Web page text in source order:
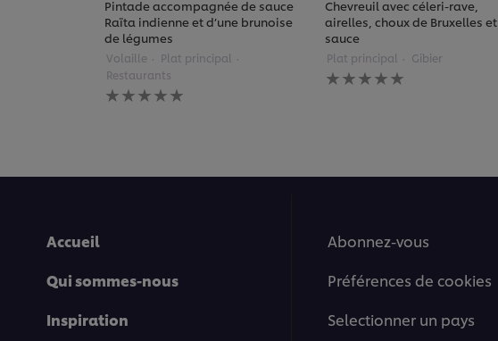
Pintade accompagnée de sauce
Raïta indienne et d’une brunoise
de légumes
Volaille
Plat principal
Restaurants
Aucune
évaluation
Chevreuil avec céleri-rave,
airelles, choux de Bruxelles et
sauce
Plat principal Gibier
Aucune
évaluation
Accueil
Qui sommes-nous
Inspiration
Abonnez-vous
Préférences de cookies
Selectionner un pays